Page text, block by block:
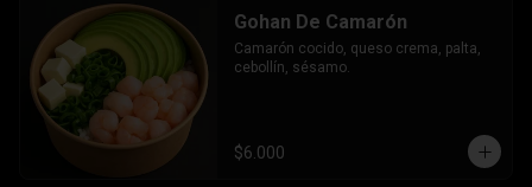
Gohan De Camarón
Camarón cocido, queso crema, palta,
cebollín, sésamo.
$6.000